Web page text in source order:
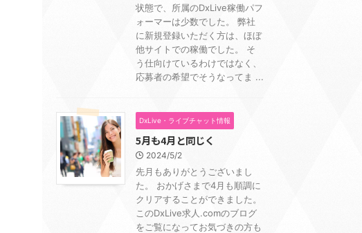
状態で、所属のDxLive稼働パフ
ォーマーは少数でした。 弊社
に新規登録いただく方は、ほぼ
他サイトでの稼働でした。 そ
う仕向けているわけではなく、
応募者の希望でそうなってま ...
DxLive・ライブチャット情報
5月も4月と同じく
2024/5/2
先月もありがとうございまし
た。 おかげさまで4月も順調に
クリアすることができました。
このDxLive求人.comのブログ
をご覧になってお気づきの方も